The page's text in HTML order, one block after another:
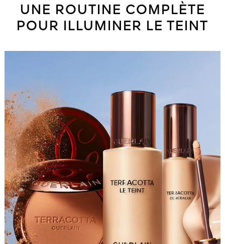
UNE ROUTINE COMPLÈTE
POUR ILLUMINER LE TEINT